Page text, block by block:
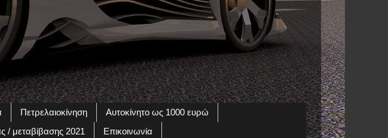
Πετρελαιοκίνηση
Αυτοκίνητο ως 1000 ευρώ
/ μεταβίβασης 2021 Επικοινωνία